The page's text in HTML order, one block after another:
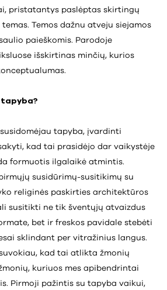
pristatantys paslėptas skirtingų
Temos dažnu atveju siejamos
paieškomis. Parodoje
išskirtinas minčių, kurios
tapyba?
tapyba, įvardinti
kad tai prasidėjo dar vaikystėje
formuotis ilgalaikė atmintis.
susidūrimų-susitikimų su
religinės paskirties architektūros
susitikti ne tik šventųjų atvaizdus
bet ir freskos pavidale stebėti
sklindant per vitražinius langus.
kad tai atlikta žmonių
kuriuos mes apibendrintai
Pirmoji pažintis su tapyba vaikui,